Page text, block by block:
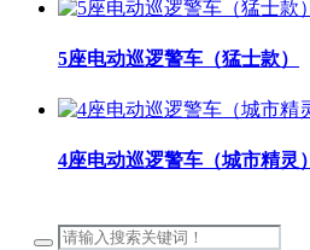
5座电动巡逻警车（猛士款）
4座电动巡逻警车（城市精灵）